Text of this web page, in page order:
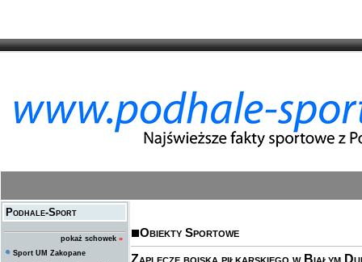
Podhale-Sport
pokaż schowek »
Sport UM Zakopane
Obiekty Sportowe
Zaplecze boiska piłkarskiego w Białym